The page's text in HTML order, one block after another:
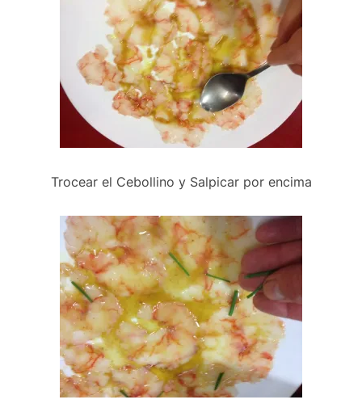
Trocear el Cebollino y Salpicar por encima